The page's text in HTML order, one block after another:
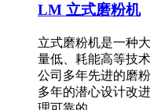
LM 立式磨粉机
立式磨粉机是一种
量低、耗能高等技
公司多年先进的磨
多年的潜心设计改